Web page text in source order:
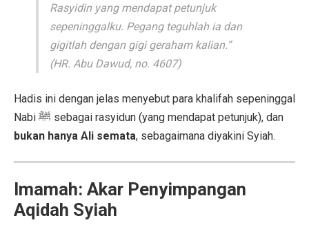
Rasyidin yang mendapat petunjuk
sepeninggalku. Pegang teguhlah ia dan
gigitlah dengan gigi geraham kalian.”
(HR. Abu Dawud, no. 4607)
Hadis ini dengan jelas menyebut para khalifah sepeninggal
Nabi ﷺ sebagai rasyidun (yang mendapat petunjuk), dan
bukan hanya Ali semata, sebagaimana diyakini Syiah.
Imamah: Akar Penyimpangan
Aqidah Syiah